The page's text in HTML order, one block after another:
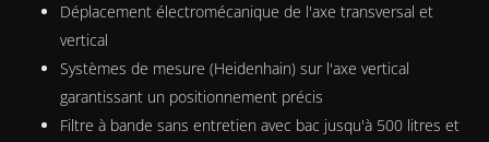
Déplacement électromécanique de l'axe transversal et
vertical
Systèmes de mesure (Heidenhain) sur l'axe vertical
garantissant un positionnement précis
Filtre à bande sans entretien avec bac jusqu'à 500 litres et